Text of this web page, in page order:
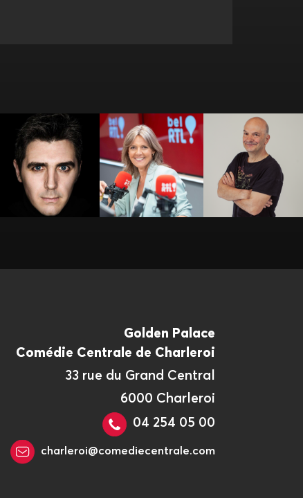
Benjamin Ghislain
Bérénice
Bourgueil
Bernard
LEFRANCQ
Golden Palace
Comédie Centrale de Charleroi
33 rue du Grand Central
6000 Charleroi
04 254 05 00
charleroi@comediecentrale.com